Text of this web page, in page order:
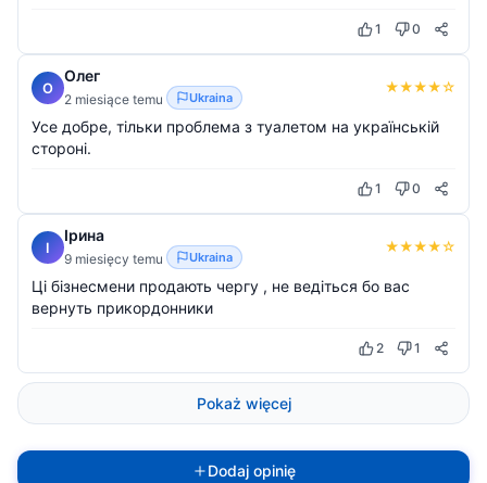
1 0
О
Олег
2 miesiące temu Ukraina
★★★★☆
Усе добре, тільки проблема з туалетом на українській
стороні.
1 0
І
Ірина
9 miesięcy temu Ukraina
★★★★☆
Ці бізнесмени продають чергу , не ведіться бо вас
вернуть прикордонники
2 1
Pokaż więcej
Dodaj opinię